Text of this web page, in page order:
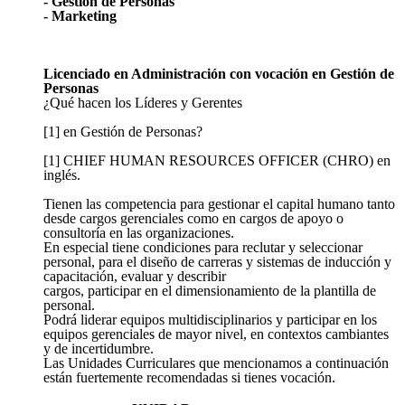
- Marketing
Licenciado en Administración con vocación en Gestión de
Personas
¿Qué hacen los Líderes y Gerentes
[1] en Gestión de Personas?
[1] CHIEF HUMAN RESOURCES OFFICER (CHRO) en
inglés.
Tienen las competencia para gestionar el capital humano tanto
desde cargos gerenciales como en cargos de apoyo o
consultoría en las organizaciones.
En especial tiene condiciones para reclutar y seleccionar
personal, para el diseño de carreras y sistemas de inducción y
capacitación, evaluar y describir
cargos, participar en el dimensionamiento de la plantilla de
personal.
Podrá liderar equipos multidisciplinarios y participar en los
equipos gerenciales de mayor nivel, en contextos cambiantes
y de incertidumbre.
Las Unidades Curriculares que mencionamos a continuación
están fuertemente recomendadas si tienes vocación.